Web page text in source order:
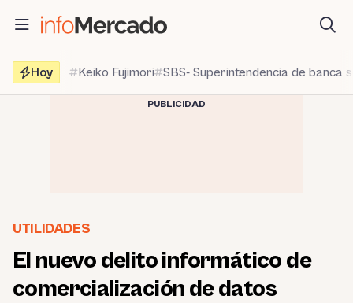
contenido
Hoy
Keiko Fujimori SBS- Superintendencia de banca
PUBLICIDAD
UTILIDADES
El nuevo delito informático de
comercialización de datos